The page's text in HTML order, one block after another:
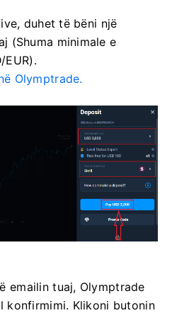
duhet të bëni një
(Shuma minimale e
EUR).
Olymptrade.
emailin tuaj, Olymptrade
konfirmimi. Klikoni butonin